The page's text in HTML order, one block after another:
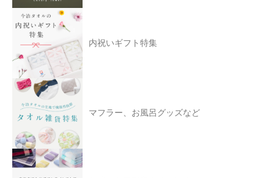
内祝いギフト特集
マフラー、お風呂グッズなど